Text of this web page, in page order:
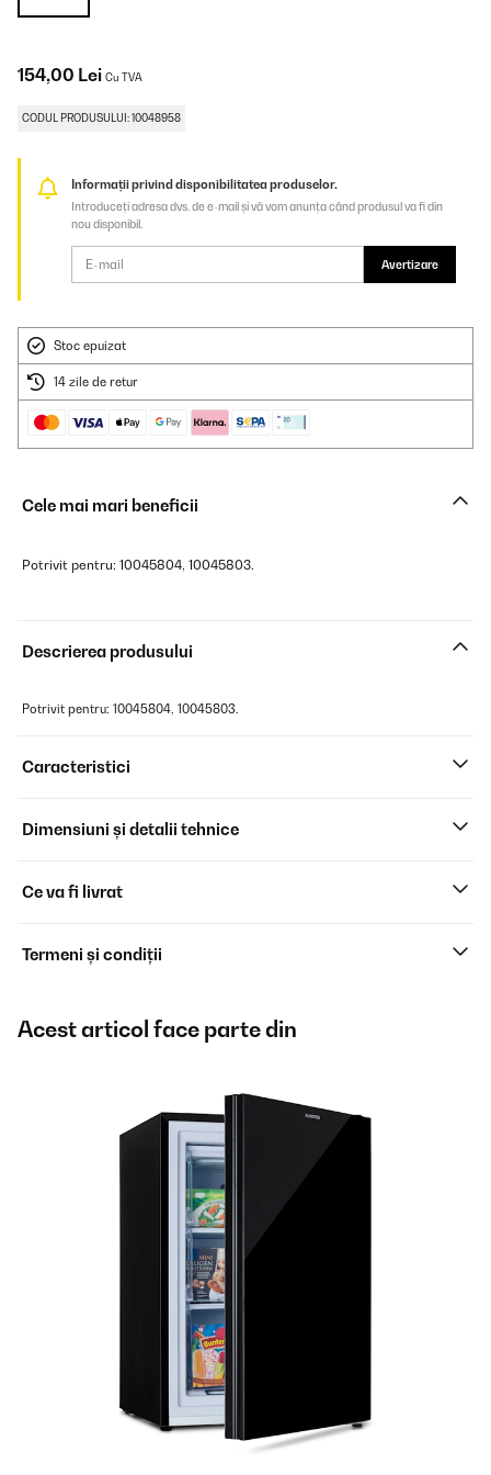
154,00 Lei Cu TVA
CODUL PRODUSULUI: 10048958
Informații privind disponibilitatea produselor.
Introduceți adresa dvs. de e-mail și vă vom anunța când produsul va fi din
nou disponibil.
Avertizare
Stoc epuizat
14 zile de retur
Cele mai mari beneficii
Potrivit pentru: 10045804, 10045803.
Descrierea produsului
Potrivit pentru: 10045804, 10045803.
Caracteristici
Dimensiuni și detalii tehnice
Ce va fi livrat
Termeni și condiții
Acest articol face parte din